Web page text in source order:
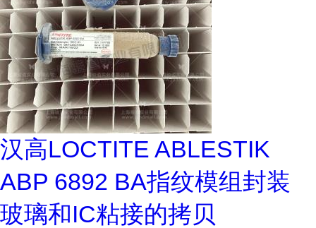
汉高LOCTITE ABLESTIK
ABP 6892 BA指纹模组封装
玻璃和IC粘接的拷贝